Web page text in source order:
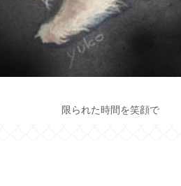
限られた時間を笑顔で